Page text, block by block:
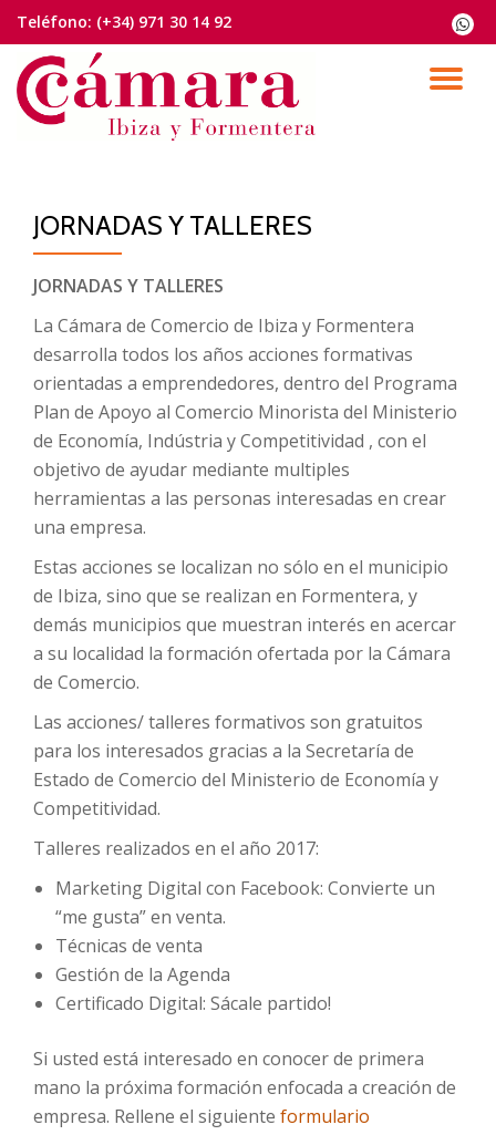
Saltar
contenido
Teléfono: (+34) 971 30 14 92
fa-
JORNADAS Y TALLERES
JORNADAS Y TALLERES
La Cámara de Comercio de Ibiza y Formentera
desarrolla todos los años acciones formativas
orientadas a emprendedores, dentro del Programa
Plan de Apoyo al Comercio Minorista del Ministerio
de Economía, Indústria y Competitividad , con el
objetivo de ayudar mediante multiples
herramientas a las personas interesadas en crear
una empresa.
Estas acciones se localizan no sólo en el municipio
de Ibiza, sino que se realizan en Formentera, y
demás municipios que muestran interés en acercar
a su localidad la formación ofertada por la Cámara
de Comercio.
Las acciones/ talleres formativos son gratuitos
para los interesados gracias a la Secretaría de
Estado de Comercio del Ministerio de Economía y
Competitividad.
Talleres realizados en el año 2017:
Marketing Digital con Facebook: Convierte un
“me gusta” en venta.
Técnicas de venta
Gestión de la Agenda
Certificado Digital: Sácale partido!
Si usted está interesado en conocer de primera
mano la próxima formación enfocada a creación de
empresa. Rellene el siguiente formulario